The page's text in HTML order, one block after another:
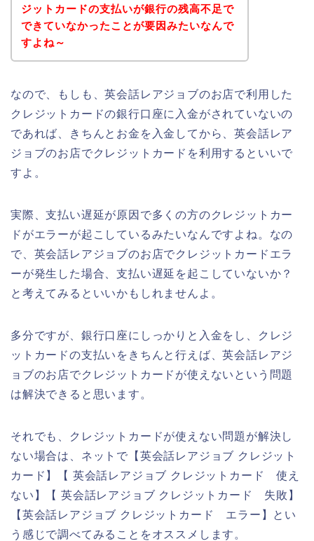
ジットカードの支払いが銀行の残高不足で
できていなかったことが要因みたいなんで
すよね～
なので、もしも、英会話レアジョブのお店で利用した
クレジットカードの銀行口座に入金がされていないの
であれば、きちんとお金を入金してから、英会話レア
ジョブのお店でクレジットカードを利用するといいで
すよ。
実際、支払い遅延が原因で多くの方のクレジットカー
ドがエラーが起こしているみたいなんですよね。なの
で、英会話レアジョブのお店でクレジットカードエラ
ーが発生した場合、支払い遅延を起こしていないか？
と考えてみるといいかもしれませんよ。
多分ですが、銀行口座にしっかりと入金をし、クレジ
ットカードの支払いをきちんと行えば、英会話レアジ
ョブのお店でクレジットカードが使えないという問題
は解決できると思います。
それでも、クレジットカードが使えない問題が解決し
ない場合は、ネットで【英会話レアジョブ クレジット
カード】【 英会話レアジョブ クレジットカード 使え
ない】【 英会話レアジョブ クレジットカード 失敗】
【英会話レアジョブ クレジットカード エラー】とい
う感じで調べてみることをオススメします。